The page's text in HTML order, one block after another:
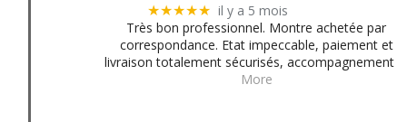
★★★★★ il y a 5 mois
Très bon professionnel. Montre achetée par
correspondance. Etat impeccable, paiement et
livraison totalement sécurisés, accompagnement
More